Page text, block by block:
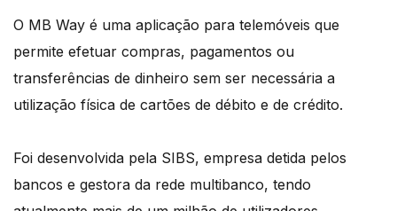
O MB Way é uma aplicação para telemóveis que
permite efetuar compras, pagamentos ou
transferências de dinheiro sem ser necessária a
utilização física de cartões de débito e de crédito.
Foi desenvolvida pela SIBS, empresa detida pelos
bancos e gestora da rede multibanco, tendo